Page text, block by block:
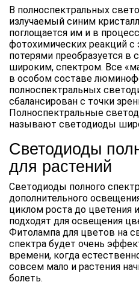
В полноспектральных
излучаемый синим
поглощается им и в
фотохимических реакций с
потерями преобразуется в
широким, спектром. Все
в особом составе
полноспектральных
сбалансирован с точки
Полноспектральные
называют светодиоды
Светодиоды
для растений
Светодиоды полного
дополнительного
циклом роста до цветения
подходят для освещения
Фитолампа для цветов на
спектра будет очень
времени, когда
совсем мало и растения
болеть.